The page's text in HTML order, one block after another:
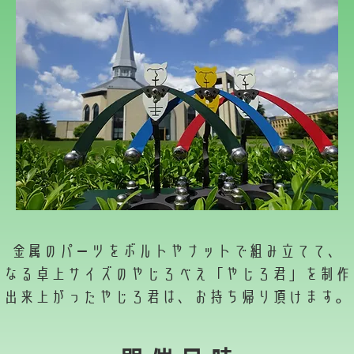
金属のパーツをボルトやナットで組み立てて、
る卓上サイズのやじろべえ「やじろ君」を制作
出来上がったやじろ君は、お持ち帰り頂けます。